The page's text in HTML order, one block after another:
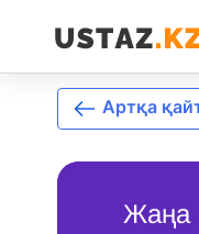
Жаңа
Артқа